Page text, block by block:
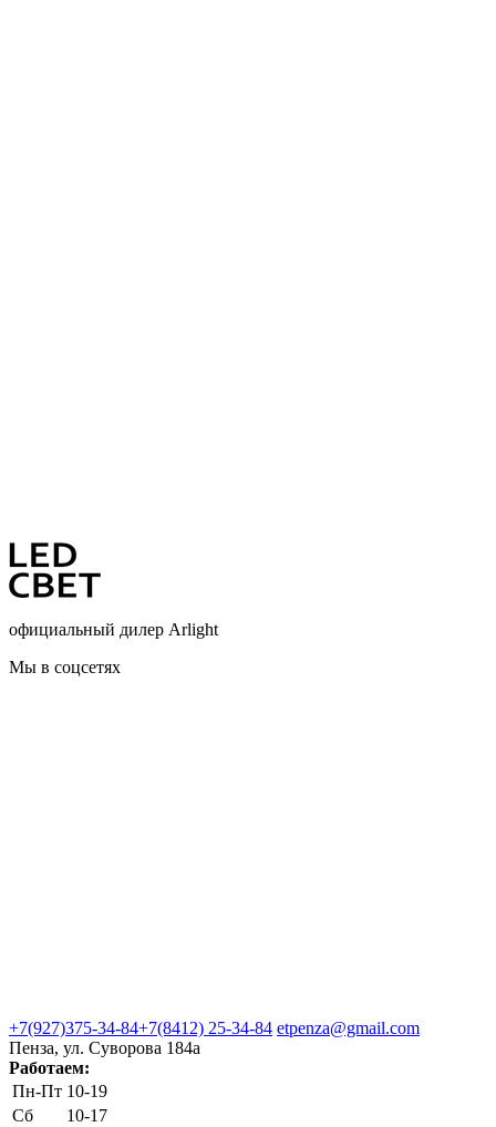
официальный дилер Arlight
Мы в соцсетях
+7(927)375-34-84+7(8412) 25-34-84 etpenza@gmail.com
Пенза, ул. Cуворова 184а
Работаем:
Пн-Пт 10-19
Сб
10-17